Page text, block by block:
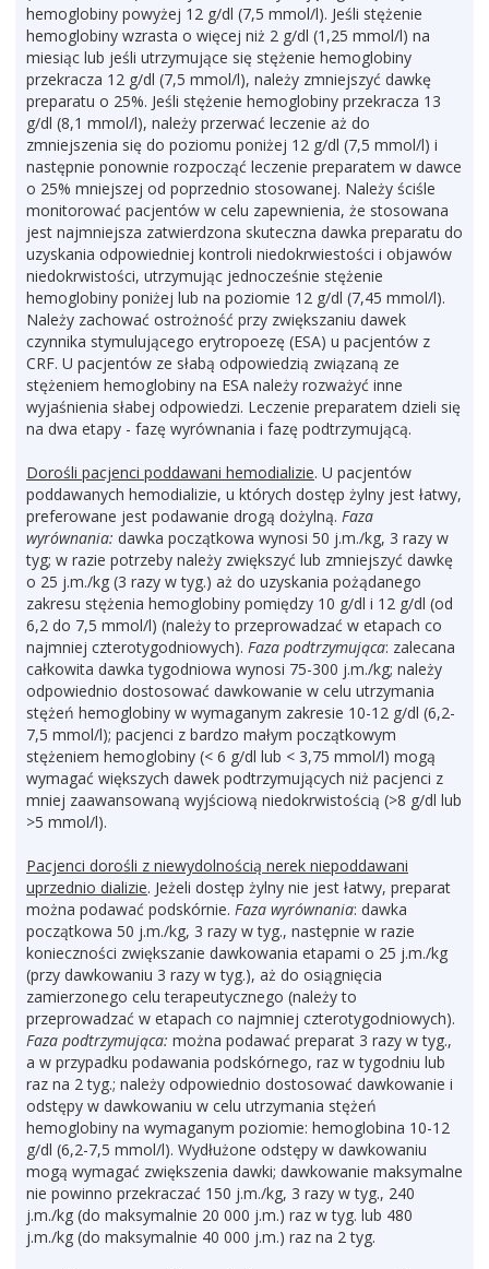
hemoglobiny powyżej 12 g/dl (7,5 mmol/l). Jeśli stężenie
hemoglobiny wzrasta o więcej niż 2 g/dl (1,25 mmol/l) na
miesiąc lub jeśli utrzymujące się stężenie hemoglobiny
przekracza 12 g/dl (7,5 mmol/l), należy zmniejszyć dawkę
preparatu o 25%. Jeśli stężenie hemoglobiny przekracza 13
g/dl (8,1 mmol/l), należy przerwać leczenie aż do
zmniejszenia się do poziomu poniżej 12 g/dl (7,5 mmol/l) i
następnie ponownie rozpocząć leczenie preparatem w dawce
o 25% mniejszej od poprzednio stosowanej. Należy ściśle
monitorować pacjentów w celu zapewnienia, że stosowana
jest najmniejsza zatwierdzona skuteczna dawka preparatu do
uzyskania odpowiedniej kontroli niedokrwiestości i objawów
niedokrwistości, utrzymując jednocześnie stężenie
hemoglobiny poniżej lub na poziomie 12 g/dl (7,45 mmol/l).
Należy zachować ostrożność przy zwiększaniu dawek
czynnika stymulującego erytropoezę (ESA) u pacjentów z
CRF. U pacjentów ze słabą odpowiedzią związaną ze
stężeniem hemoglobiny na ESA należy rozważyć inne
wyjaśnienia słabej odpowiedzi. Leczenie preparatem dzieli się
na dwa etapy - fazę wyrównania i fazę podtrzymującą.
Dorośli pacjenci poddawani hemodializie. U pacjentów
poddawanych hemodializie, u których dostęp żylny jest łatwy,
preferowane jest podawanie drogą dożylną. Faza
wyrównania: dawka początkowa wynosi 50 j.m./kg, 3 razy w
tyg; w razie potrzeby należy zwiększyć lub zmniejszyć dawkę
o 25 j.m./kg (3 razy w tyg.) aż do uzyskania pożądanego
zakresu stężenia hemoglobiny pomiędzy 10 g/dl i 12 g/dl (od
6,2 do 7,5 mmol/l) (należy to przeprowadzać w etapach co
najmniej czterotygodniowych). Faza podtrzymująca: zalecana
całkowita dawka tygodniowa wynosi 75-300 j.m./kg; należy
odpowiednio dostosować dawkowanie w celu utrzymania
stężeń hemoglobiny w wymaganym zakresie 10-12 g/dl (6,2-
7,5 mmol/l); pacjenci z bardzo małym początkowym
stężeniem hemoglobiny (< 6 g/dl lub < 3,75 mmol/l) mogą
wymagać większych dawek podtrzymujących niż pacjenci z
mniej zaawansowaną wyjściową niedokrwistością (>8 g/dl lub
>5 mmol/l).
Pacjenci dorośli z niewydolnością nerek niepoddawani
uprzednio dializie. Jeżeli dostęp żylny nie jest łatwy, preparat
można podawać podskórnie. Faza wyrównania: dawka
początkowa 50 j.m./kg, 3 razy w tyg., następnie w razie
konieczności zwiększanie dawkowania etapami o 25 j.m./kg
(przy dawkowaniu 3 razy w tyg.), aż do osiągnięcia
zamierzonego celu terapeutycznego (należy to
przeprowadzać w etapach co najmniej czterotygodniowych).
Faza podtrzymująca: można podawać preparat 3 razy w tyg.,
a w przypadku podawania podskórnego, raz w tygodniu lub
raz na 2 tyg.; należy odpowiednio dostosować dawkowanie i
odstępy w dawkowaniu w celu utrzymania stężeń
hemoglobiny na wymaganym poziomie: hemoglobina 10-12
g/dl (6,2-7,5 mmol/l). Wydłużone odstępy w dawkowaniu
mogą wymagać zwiększenia dawki; dawkowanie maksymalne
nie powinno przekraczać 150 j.m./kg, 3 razy w tyg., 240
j.m./kg (do maksymalnie 20 000 j.m.) raz w tyg. lub 480
j.m./kg (do maksymalnie 40 000 j.m.) raz na 2 tyg.